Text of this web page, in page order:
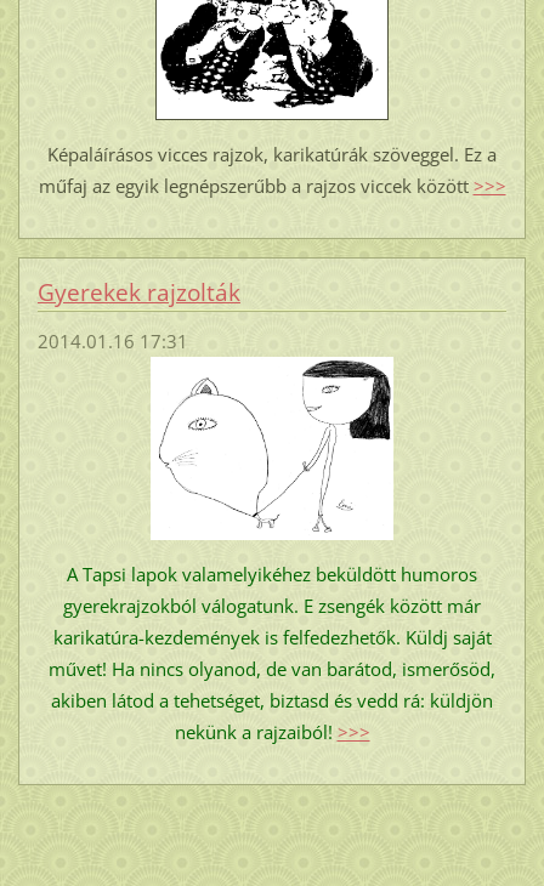
Képaláírásos vicces rajzok, karikatúrák szöveggel. Ez a
műfaj az egyik legnépszerűbb a rajzos viccek között >>>
Gyerekek rajzolták
2014.01.16 17:31
A Tapsi lapok valamelyikéhez beküldött humoros
gyerekrajzokból válogatunk. E zsengék között már
karikatúra-kezdemények is felfedezhetők. Küldj saját
művet! Ha nincs olyanod, de van barátod, ismerősöd,
akiben látod a tehetséget, biztasd és vedd rá: küldjön
nekünk a rajzaiból! >>>